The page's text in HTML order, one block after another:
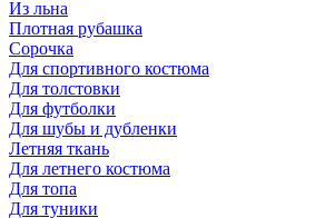
Из льна
Плотная рубашка
Сорочка
Для спортивного костюма
Для толстовки
Для футболки
Для шубы и дубленки
Летняя ткань
Для летнего костюма
Для топа
Для туники